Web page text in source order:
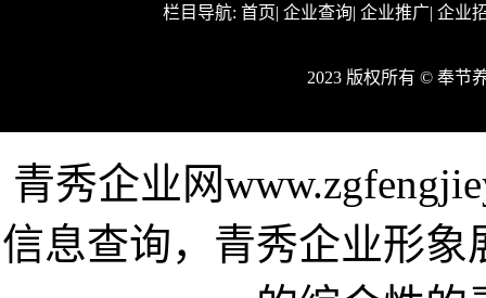
栏目导航: 首页| 企业查询| 企业推广| 企业
2023 版权所有 © 奉节
青秀企业网
信息查询，青秀企业形